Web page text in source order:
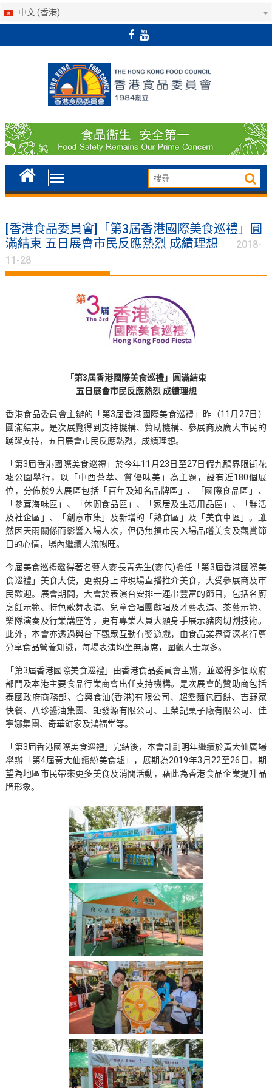
中文 (香港)
[香港食品委員會]「第3屆香港國際美食巡禮」圓
滿結束 五日展會市民反應熱烈 成績理想
2018-
11-28
「第3屆香港國際美食巡禮」圓滿結束
五日展會市民反應熱烈 成績理想
香港食品委員會主辦的「第3屆香港國際美食巡禮」昨（11月27日）
圓滿結束。是次展覽得到支持機構、贊助機構、參展商及廣大市民的
踴躍支持，五日展會市民反應熱烈，成績理想。
「第3屆香港國際美食巡禮」於今年11月23日至27日假九龍界限街花
墟公園舉行，以「中西薈萃、質優味美」為主題，設有近180個展
位，分佈於9大展區包括「百年及知名品牌區」、「國際食品區」、
「參茸海味區」、「休閒食品區」、「家居及生活用品區」、「鮮活
及社企區」、「創意市集」及新增的「熟食區」及「美食車區」。雖
然因天雨關係而影響入場人次，但仍無損市民入場品嚐美食及觀賞節
目的心情，場內繼續人流暢旺。
今屆美食巡禮邀得著名藝人麥長青先生(麥包)擔任「第3屆香港國際美
食巡禮」美食大使，更親身上陣現場直播推介美食，大受參展商及市
民歡迎。展會期間，大會於表演台安排一連串豐富的節目，包括名廚
烹飪示範、特色歌舞表演、兒童合唱團獻唱及才藝表演、茶藝示範、
樂隊演奏及行業講座等，更有專業人員大顯身手展示豬肉切割技術。
此外，本會亦透過與台下觀眾互動有獎遊戲，由食品業界資深老行尊
分享食品營養知識，每場表演均坐無虛席，圍觀人士眾多。
「第3屆香港國際美食巡禮」由香港食品委員會主辦，並邀得多個政府
部門及本港主要食品行業商會出任支持機構。是次展會的贊助商包括
泰國政府商務部、合興食油(香港)有限公司、超羣麵包西餅、吉野家
快餐、八珍醬油集團、鉅發源有限公司、王榮記菓子廠有限公司、佳
寧娜集團、奇華餅家及鴻福堂等。
「第3屆香港國際美食巡禮」完結後，本會計劃明年繼續於黃大仙廣場
舉辦「第4屆黃大仙繽紛美食墟」，展期為2019年3月22至26日，期
望為地區市民帶來更多美食及消閒活動，藉此為香港食品企業提升品
牌形象。